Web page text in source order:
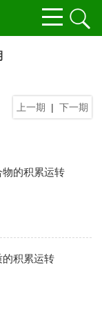
上一期 | 下一期
的积累运转
积累运转